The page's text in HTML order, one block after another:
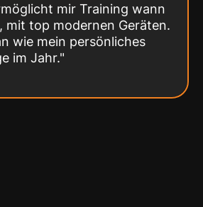
mir Training wann
mit top modernen Geräten.
wie mein persönliches
im Jahr."